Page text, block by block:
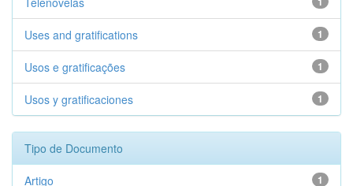
1
Uses and gratifications
1
Usos e gratificações
1
Usos y gratificaciones
Tipo de Documento
1
Artigo